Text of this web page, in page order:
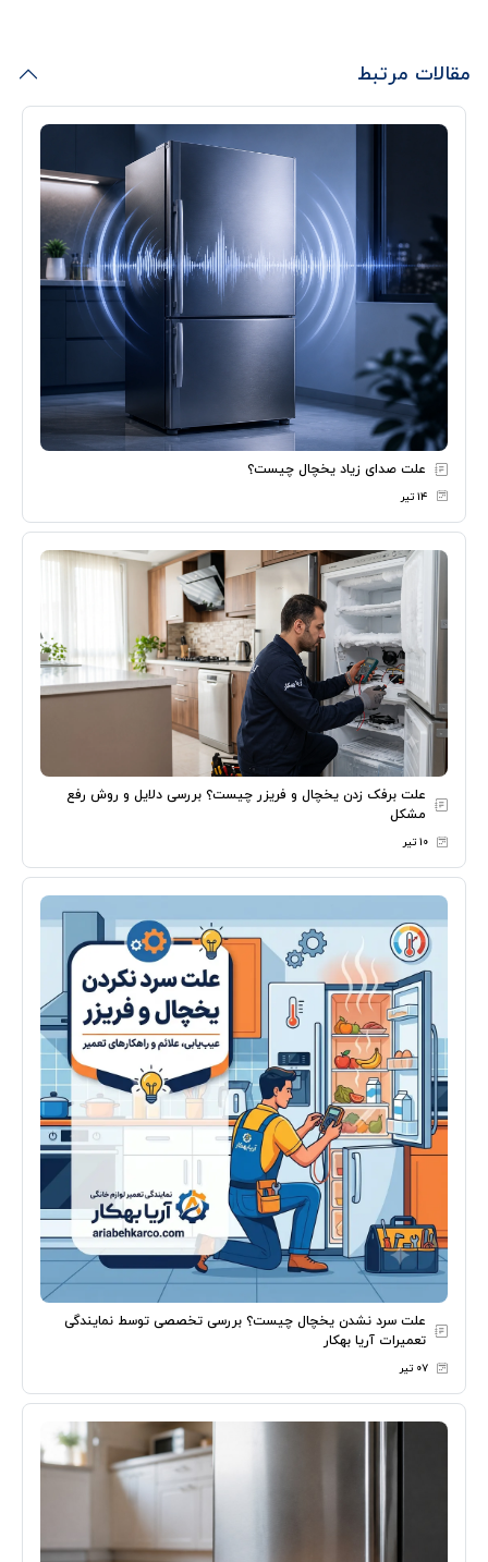
مقالات مرتبط
علت صدای زیاد یخچال چیست؟
۱۴ تیر
علت برفک زدن یخچال و فریزر چیست؟ بررسی دلایل و روش رفع
مشکل
۱۰ تیر
علت سرد نشدن یخچال چیست؟ بررسی تخصصی توسط نمایندگی
تعمیرات آریا بهکار
۰۷ تیر